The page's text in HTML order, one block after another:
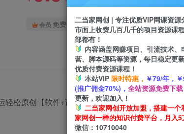
会员 免费
二当家网创 | 专注优质VIP网课资源
市面上收费几百几千的项目资源课
部都有！
内容涵盖网赚项目、引流技术、
营、脚本源码等资源，每日稳定更
优质付费资源课程！
本站VIP 限时特惠， ￥79/年，
(推广佣金70%)， 全站资源免费下载
更新，欢迎加入！
二当家网创开放加盟，搭建一个
家网创一样的知识付费平台，月入5
微信：10710040